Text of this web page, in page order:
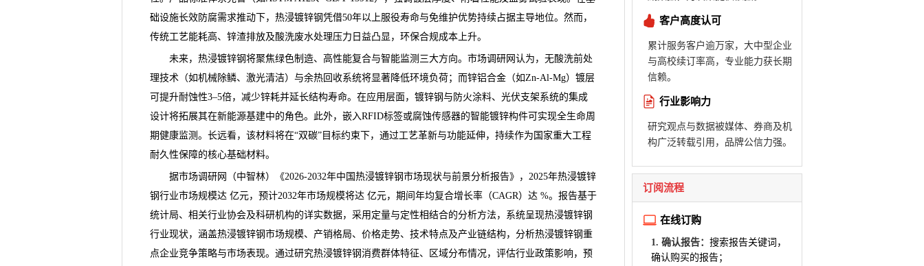
础设施长效防腐需求推动下， 热浸镀锌钢凭借50年以上服役寿命与免维护优势持续占据主导地位。然而，
传统工艺能耗高、锌渣排放及酸洗废水处理压力日益凸显，环保合规成本上升。
未来，热浸镀锌钢将聚焦绿色制造、高性能复合与智能监测三大方向。 市场调研网 认为，无酸洗前处
理技术（如机械除鳞、激光清洁）与余热回收系统将显著降低环境负荷；而锌铝合金（如Zn-Al-Mg）镀层
可提升耐蚀性3–5倍，减少锌耗并延长结构寿命。在应用层面，镀锌钢与防火涂料、光伏支架系统的集成
设计将拓展其在新能源基建中的角色。此外，嵌入RFID标签或腐蚀传感器的智能镀锌构件可实现全生命周
期健康监测。长远看，该材料将在“双碳”目标约束下，通过工艺革新与功能延伸，持续作为国家重大工程
耐久性保障的核心基础材料。
据市场调研网（中智林）《2026-2032年中国热浸镀锌钢市场现状与前景分析报告》，2025年热浸镀锌
钢行业市场规模达 亿元，预计2032年市场规模将达 亿元，期间年均复合增长率（CAGR）达 %。报告基于
统计局、相关行业协会及科研机构的详实数据，采用定量与定性相结合的分析方法，系统呈现热浸镀锌钢
行业现状，涵盖热浸镀锌钢市场规模、产销格局、 价格走势、技术特点及产业链结构，分析热浸镀锌钢重
点企业竞争策略与市场表现。通过研究热浸镀锌钢消费群体特征、区域分布情况，评估行业政策影响，预
客户高度认可
累计服务客户逾万家，大中型企业
与高校续订率高，专业能力获长期
信赖。
行业影响力
研究观点与数据被媒体、券商及机
构广泛转载引用，品牌公信力强。
订阅流程
在线订购
1. 确认报告： 搜索报告关键词，
确认购买的报告；